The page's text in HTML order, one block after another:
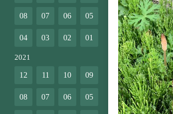
08 07 06 05
04 03 02 01
2021
12 11 10 09
08 07 06 05